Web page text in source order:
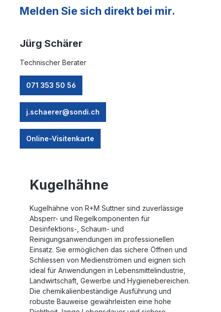
Melden Sie sich direkt bei mir.
Jürg Schärer
Technischer Berater
071 353 50 56
j.schaerer@sondi.ch
Online-Visitenkarte
Kugelhähne
Kugelhähne von R+M Suttner sind zuverlässige
Absperr- und Regelkomponenten für
Desinfektions-, Schaum- und
Reinigungsanwendungen im professionellen
Einsatz. Sie ermöglichen das sichere Öffnen und
Schliessen von Medienströmen und eignen sich
ideal für Anwendungen in Lebensmittelindustrie,
Landwirtschaft, Gewerbe und Hygienebereichen.
Die chemikalienbeständige Ausführung und
robuste Bauweise gewährleisten eine hohe